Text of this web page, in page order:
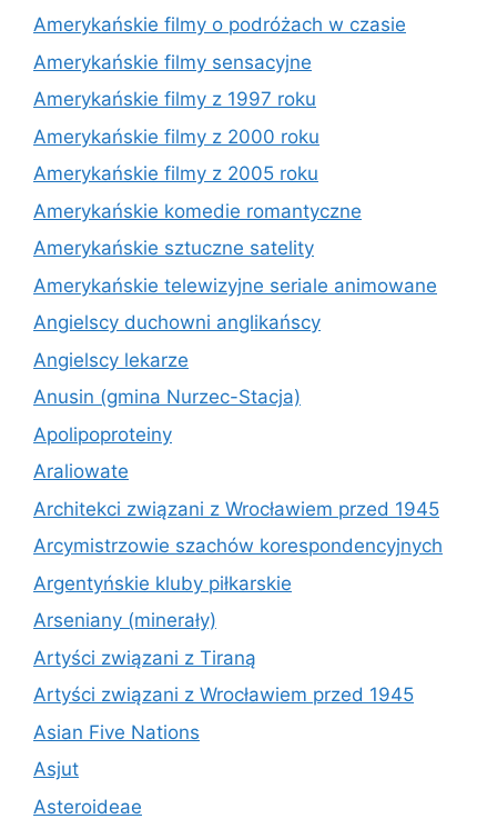
Amerykańskie filmy o podróżach w czasie
Amerykańskie filmy sensacyjne
Amerykańskie filmy z 1997 roku
Amerykańskie filmy z 2000 roku
Amerykańskie filmy z 2005 roku
Amerykańskie komedie romantyczne
Amerykańskie sztuczne satelity
Amerykańskie telewizyjne seriale animowane
Angielscy duchowni anglikańscy
Angielscy lekarze
Anusin (gmina Nurzec-Stacja)
Apolipoproteiny
Araliowate
Architekci związani z Wrocławiem przed 1945
Arcymistrzowie szachów korespondencyjnych
Argentyńskie kluby piłkarskie
Arseniany (minerały)
Artyści związani z Tiraną
Artyści związani z Wrocławiem przed 1945
Asian Five Nations
Asjut
Asteroideae